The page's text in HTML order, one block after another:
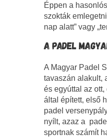
Éppen a
szokták
nap alatt” vagy
A PADEL
A Magyar Padel
tavaszán alakult,
és egyúttal az
által épített, első
padel
nyílt, azaz a
sportnak számít